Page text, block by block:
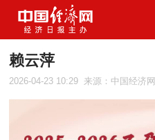
赖云萍
2026-04-23 10:29 来源：中国经济网